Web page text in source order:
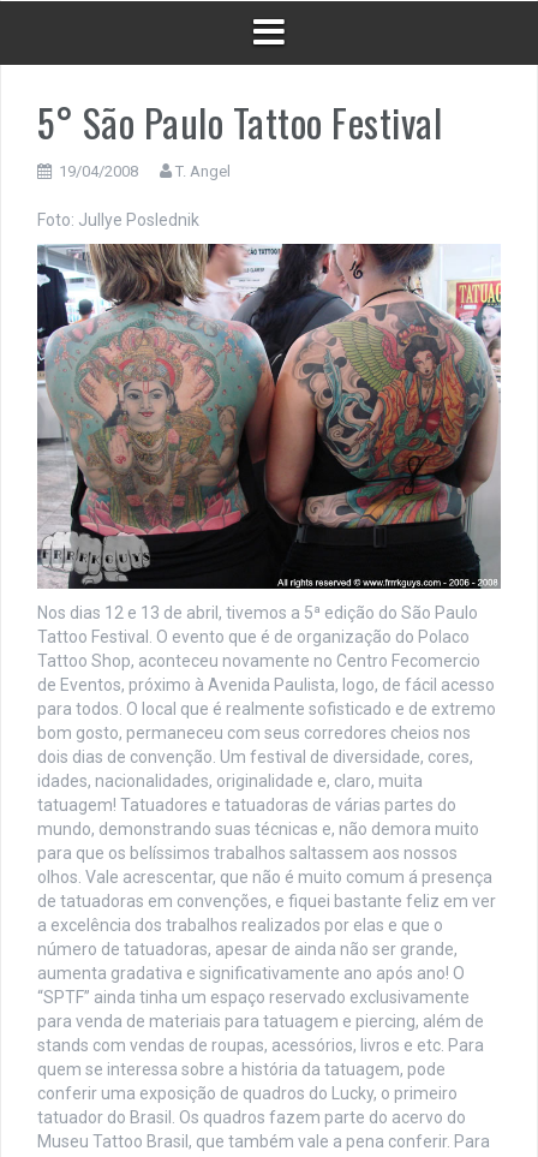
5° São Paulo Tattoo Festival
19/04/2008 T. Angel
Foto: Jullye Poslednik
Nos dias 12 e 13 de abril, tivemos a 5ª edição do São Paulo
Tattoo Festival. O evento que é de organização do Polaco
Tattoo Shop, aconteceu novamente no Centro Fecomercio
de Eventos, próximo à Avenida Paulista, logo, de fácil acesso
para todos. O local que é realmente sofisticado e de extremo
bom gosto, permaneceu com seus corredores cheios nos
dois dias de convenção. Um festival de diversidade, cores,
idades, nacionalidades, originalidade e, claro, muita
tatuagem! Tatuadores e tatuadoras de várias partes do
mundo, demonstrando suas técnicas e, não demora muito
para que os belíssimos trabalhos saltassem aos nossos
olhos. Vale acrescentar, que não é muito comum á presença
de tatuadoras em convenções, e fiquei bastante feliz em ver
a excelência dos trabalhos realizados por elas e que o
número de tatuadoras, apesar de ainda não ser grande,
aumenta gradativa e significativamente ano após ano! O
“SPTF” ainda tinha um espaço reservado exclusivamente
para venda de materiais para tatuagem e piercing, além de
stands com vendas de roupas, acessórios, livros e etc. Para
quem se interessa sobre a história da tatuagem, pode
conferir uma exposição de quadros do Lucky, o primeiro
tatuador do Brasil. Os quadros fazem parte do acervo do
Museu Tattoo Brasil, que também vale a pena conferir. Para